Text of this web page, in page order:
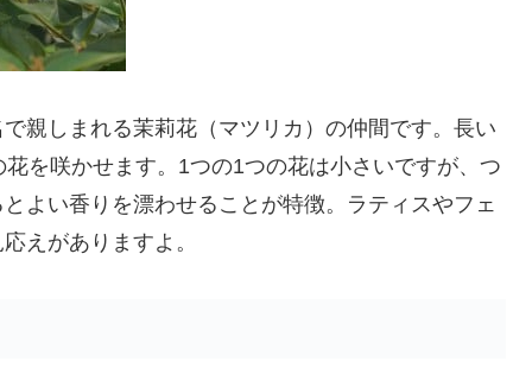
親しまれる茉莉花（マツリカ）の仲間です。長い
を咲かせます。1つの1つの花は小さいですが、つ
よい香りを漂わせることが特徴。ラティスやフェ
えがありますよ。